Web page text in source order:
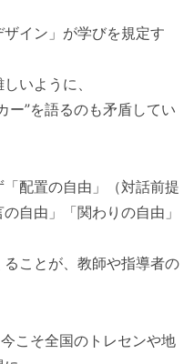
イン」が学びを規定す
いように、
ー”を語るのも矛盾してい
配置の自由」（対話前提
自由」「関わりの自由」
ことが、教師や指導者の
こそ全国のトレセンや地